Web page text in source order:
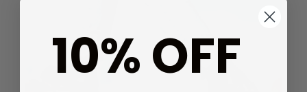
10% OFF